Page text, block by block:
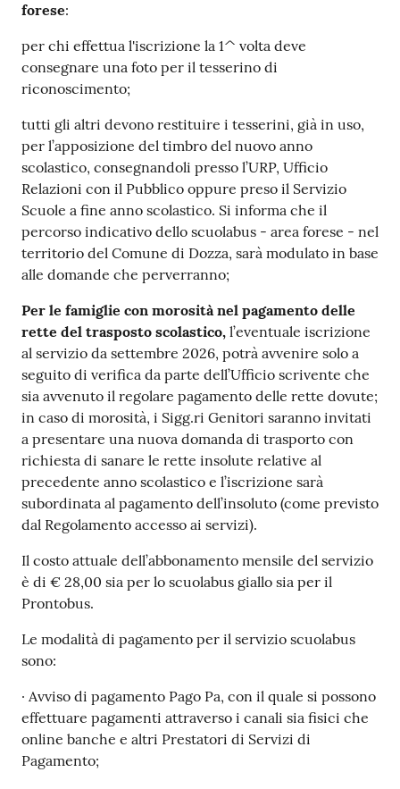
forese:
per chi effettua l'iscrizione la 1^ volta deve
consegnare una foto per il tesserino di
riconoscimento;
tutti gli altri devono restituire i tesserini, già in uso,
per l’apposizione del timbro del nuovo anno
scolastico, consegnandoli presso l’URP, Ufficio
Relazioni con il Pubblico oppure preso il Servizio
Scuole a fine anno scolastico. Si informa che il
percorso indicativo dello scuolabus - area forese - nel
territorio del Comune di Dozza, sarà modulato in base
alle domande che perverranno;
Per le famiglie con morosità nel pagamento delle
rette del trasposto scolastico, l’eventuale iscrizione
al servizio da settembre 2026, potrà avvenire solo a
seguito di verifica da parte dell’Ufficio scrivente che
sia avvenuto il regolare pagamento delle rette dovute;
in caso di morosità, i Sigg.ri Genitori saranno invitati
a presentare una nuova domanda di trasporto con
richiesta di sanare le rette insolute relative al
precedente anno scolastico e l’iscrizione sarà
subordinata al pagamento dell’insoluto (come previsto
dal Regolamento accesso ai servizi).
Il costo attuale dell’abbonamento mensile del servizio
è di € 28,00 sia per lo scuolabus giallo sia per il
Prontobus.
Le modalità di pagamento per il servizio scuolabus
sono:
· Avviso di pagamento Pago Pa, con il quale si possono
effettuare pagamenti attraverso i canali sia fisici che
online banche e altri Prestatori di Servizi di
Pagamento;